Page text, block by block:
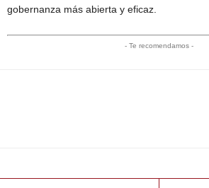
gobernanza más abierta y eficaz.
- Te recomendamos -